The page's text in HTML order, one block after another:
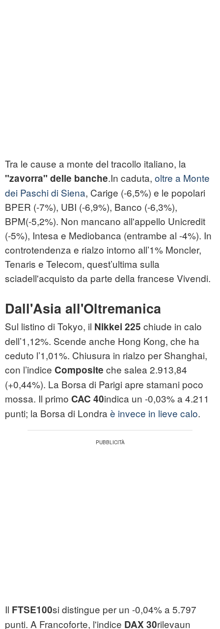
Tra le cause a monte del tracollo italiano, la
"zavorra" delle banche.In caduta, oltre a Monte
dei Paschi di Siena, Carige (-6,5%) e le popolari
BPER (-7%), UBI (-6,9%), Banco (-6,3%),
BPM(-5,2%). Non mancano all'appello Unicredit
(-5%), Intesa e Mediobanca (entrambe al -4%). In
controtendenza e rialzo intorno all’1% Moncler,
Tenaris e Telecom, quest’ultima sulla
sciadell'acquisto da parte della francese Vivendi.
Dall'Asia all'Oltremanica
Sul listino di Tokyo, il Nikkei 225 chiude in calo
dell’1,12%. Scende anche Hong Kong, che ha
ceduto l’1,01%. Chiusura in rialzo per Shanghai,
con l’indice Composite che salea 2.913,84
(+0,44%). La Borsa di Parigi apre stamani poco
mossa. Il primo CAC 40indica un -0,03% a 4.211
punti; la Borsa di Londra è invece in lieve calo.
Il FTSE100si distingue per un -0,04% a 5.797
punti. A Francoforte, l'indice DAX 30rilevaun